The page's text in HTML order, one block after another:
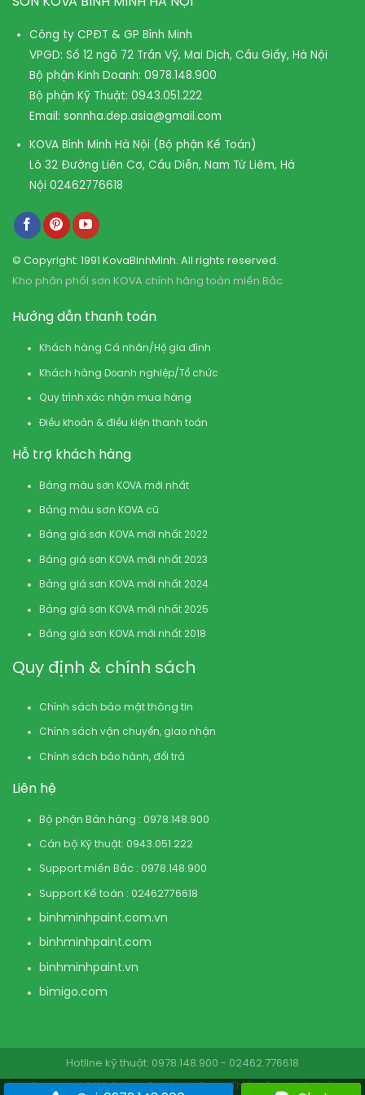
Công ty CPĐT & GP Bình Minh
VPGD: Số 12 ngõ 72 Trần Vỹ, Mai Dịch, Cầu Giấy, Hà Nội
Bộ phận Kinh Doanh: 0978.148.900
Bộ phận Kỹ Thuật: 0943.051.222
Email: sonnha.dep.asia@gmail.com
KOVA Bình Minh Hà Nội (Bộ phận Kế Toán)
Lô 32 Đường Liên Cơ, Cầu Diễn, Nam Từ Liêm, Hà
Nội 02462776618
© Copyright: 1991 KovaBinhMinh. All rights reserved.
Kho phân phối sơn KOVA chính hãng toàn miền Bắc
Hướng dẫn thanh toán
Khách hàng Cá nhân/Hộ gia đình
Khách hàng Doanh nghiệp/Tổ chức
Quy trình xác nhận mua hàng
Điều khoản & điều kiện thanh toán
Hỗ trợ khách hàng
Bảng màu sơn KOVA mới nhất
Bảng màu sơn KOVA cũ
Bảng giá sơn KOVA mới nhất 2022
Bảng giá sơn KOVA mới nhất 2023
Bảng giá sơn KOVA mới nhất 2024
Bảng giá sơn KOVA mới nhất 2025
Bảng giá sơn KOVA mới nhất 2018
Quy định & chính sách
Chính sách bảo mật thông tin
Chính sách vận chuyển, giao nhận
Chính sách bảo hành, đổi trả
Liên hệ
Bộ phận Bán hàng : 0978.148.900
Cán bộ Kỹ thuật: 0943.051.222
Support miền Bắc : 0978.148.900
Support Kế toán : 02462776618
binhminhpaint.com.vn
binhminhpaint.com
binhminhpaint.vn
bimigo.com
Hotline kỹ thuật: 0978.148.900 - 02462.776618
Copyright 2019 © KovaBinhMinh.Com . Thiết kế website bởi